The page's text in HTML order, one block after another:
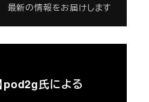
最新の情報をお届けします
pod2g氏による